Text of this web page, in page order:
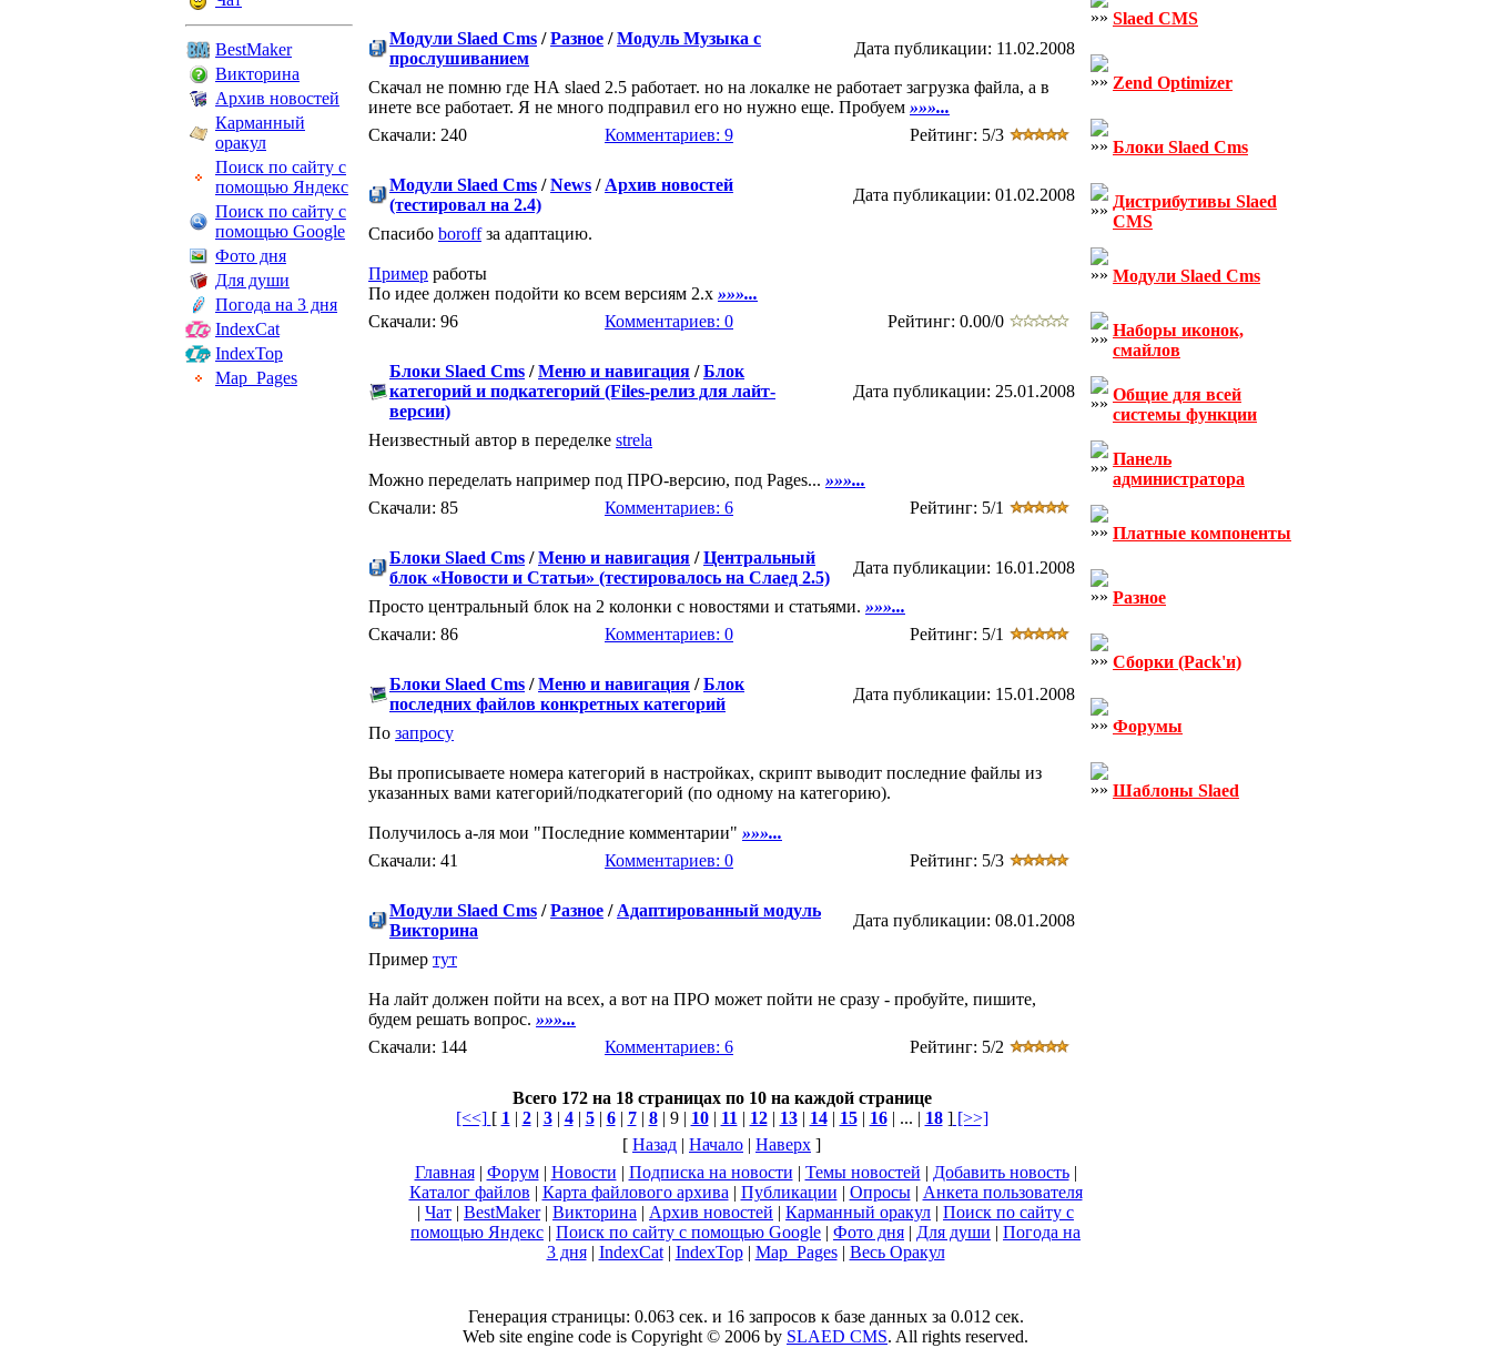
BestMaker
Викторина
Архив новостей
Карманный
оракул
Поиск по сайту с
помощью Яндекс
Поиск по сайту с
помощью Google
Фото дня
Для души
Погода на 3 дня
IndexCat
IndexTop
Map_Pages
Модули Slaed Cms /Разное /Модуль Музыка с
прослушиванием
Дата публикации: 11.02.2008
Скачал не помню где НА slaed 2.5 работает. но на локалке не работает загрузка файла, а в
инете все работает. Я не много подправил его но нужно еще. Пробуем »»»...
Скачали: 240
Комментариев: 9 Рейтинг: 5/3
Модули Slaed Cms /News / Архив новостей
(тестировал на 2.4)
Дата публикации: 01.02.2008
Спасибо boroffза адаптацию.
Пример работы
По идее должен подойти ко всем версиям 2.х »»»...
Скачали: 96
Комментариев: 0 Рейтинг: 0.00/0
Блоки Slaed Cms /Меню и навигация /Блок
категорий и подкатегорий (Files-релиз для лайт-
версии)
Дата публикации: 25.01.2008
Неизвестный автор в переделке strela
Можно переделать например под ПРО-версию, под Pages... »»»...
Скачали: 85
Комментариев: 6 Рейтинг: 5/1
Блоки Slaed Cms /Меню и навигация /Центральный
блок «Новости и Статьи» (тестировалось на Слаед 2.5)
Дата публикации: 16.01.2008
Просто центральный блок на 2 колонки с новостями и статьями. »»»...
Скачали: 86
Комментариев: 0 Рейтинг: 5/1
Блоки Slaed Cms /Меню и навигация /Блок
последних файлов конкретных категорий
Дата публикации: 15.01.2008
По запросу
Вы прописываете номера категорий в настройках, скрипт выводит последние файлы из
указанных вами категорий/подкатегорий (по одному на категорию).
Получилось а-ля мои "Последние комментарии" »»»...
Скачали: 41
Комментариев: 0 Рейтинг: 5/3
Модули Slaed Cms /Разное / Адаптированный модуль
Викторина
Дата публикации: 08.01.2008
Пример тут
На лайт должен пойти на всех, а вот на ПРО может пойти не сразу - пробуйте, пишите,
будем решать вопрос. »»»...
Скачали: 144
Комментариев: 6 Рейтинг: 5/2
Всего 172 на 18 страницах по 10 на каждой странице
[<<] [ 1 | 2| 3| 4| 5| 6| 7| 8| 9 | 10| 11 | 12| 13| 14| 15| 16| ... | 18][>>]
[ Назад | Начало | Наверх ]
Slaed CMS
Zend Optimizer
Блоки Slaed Cms
Дистрибутивы Slaed
CMS
Модули Slaed Cms
Наборы иконок,
смайлов
Общие для всей
системы функции
Панель
администратора
Платные компоненты
Разное
Сборки (Pack'и)
Форумы
Шаблоны Slaed
Главная| Форум| Новости | Подписка на новости | Темы новостей | Добавить новость|
Каталог файлов | Карта файлового архива | Публикации | Опросы| Анкета пользователя
| Чат | BestMaker| Викторина | Архив новостей | Карманный оракул | Поиск по сайту с
помощью Яндекс | Поиск по сайту с помощью Google | Фото дня | Для души | Погода на
3 дня| IndexCat| IndexTop| Map_Pages| Весь Оракул
Генерация страницы: 0.063 сек. и 16 запросов к базе данных за 0.012 сек.
Web site engine code is Copyright © 2006 by SLAED CMS. All rights reserved.